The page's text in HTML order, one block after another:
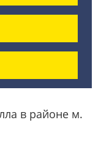
в районе м.